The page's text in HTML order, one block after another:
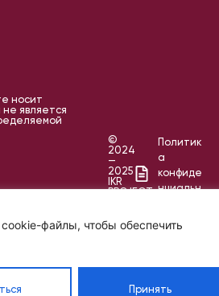
файлы, чтобы обеспечить
Принять
носит
является
©
2024
—
2025
IKR
Политик
а
конфиде
нциальн
соглаш